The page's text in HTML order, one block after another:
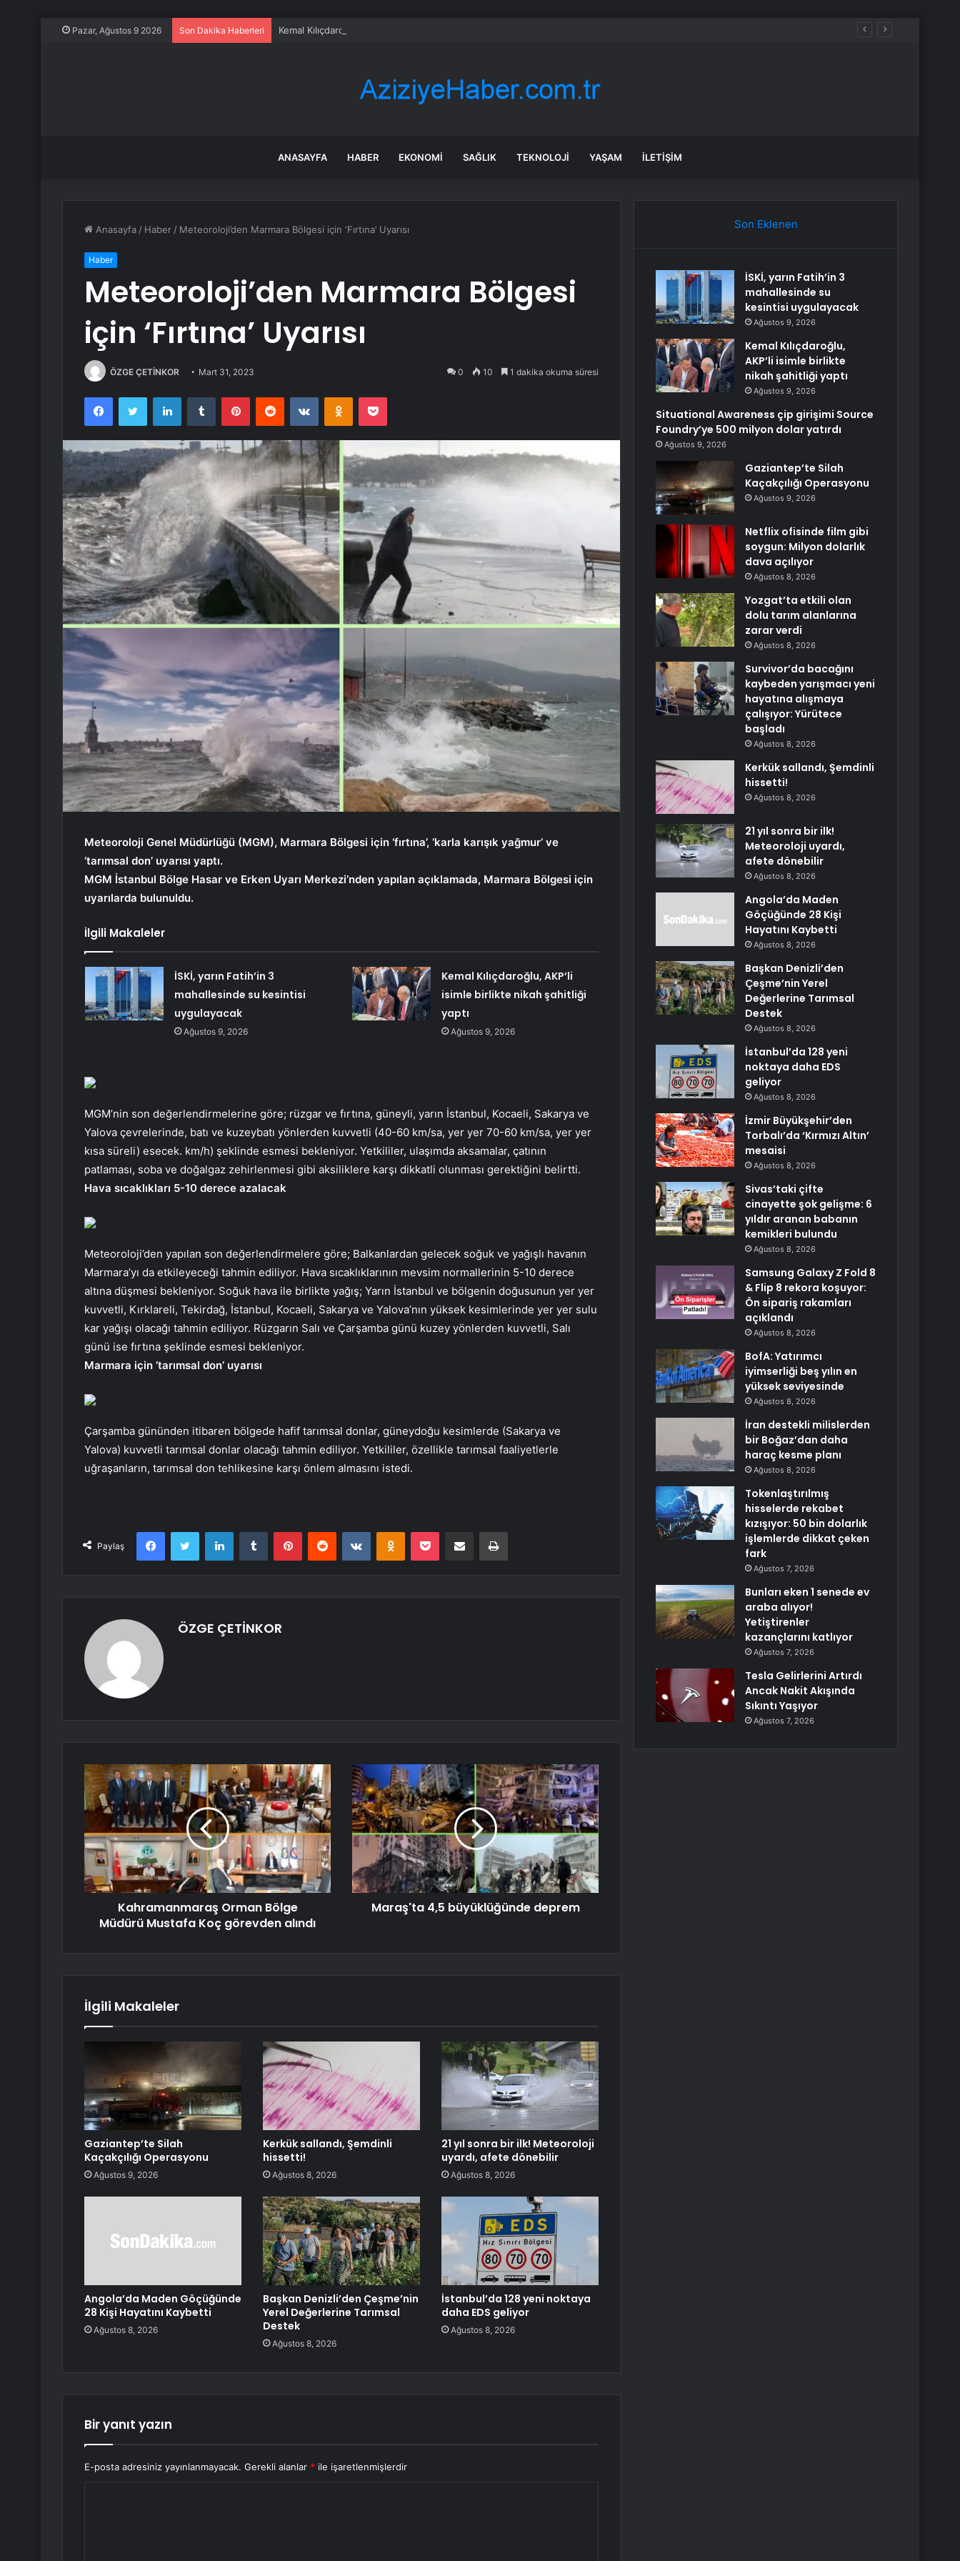
Pazar, Ağustos 9 2026 Son Dakika Haberleri Kemal Kılıçdaroğlu, AKP’li isimle birlikte nikah şahitliği yaptı
ANASAYFA HABER EKONOMI SAĞLIK TEKNOLOJI YAŞAM İLETIŞIM
Anasayfa / Haber / Meteoroloji’den Marmara Bölgesi için ‘Fırtına’ Uyarısı
Haber
Meteoroloji’den Marmara Bölgesi
için ‘Fırtına’ Uyarısı
ÖZGE ÇETİNKOR Mart 31, 2023 0 10 1 dakika okuma süresi
FacebookTwitter LinkedInTumblr PinterestReddit VKontakteOdnoklassniki
Pocket
Meteoroloji Genel Müdürlüğü (MGM), Marmara Bölgesi için ‘fırtına’, ‘karla karışık yağmur’ ve
‘tarımsal don’ uyarısı yaptı.
MGM İstanbul Bölge Hasar ve Erken Uyarı Merkezi’nden yapılan açıklamada, Marmara Bölgesi için
uyarılarda bulunuldu.
İlgili Makaleler
İSKİ, yarın Fatih’in 3
mahallesinde su kesintisi
uygulayacak
Ağustos 9, 2026
Kemal Kılıçdaroğlu, AKP’li
isimle birlikte nikah şahitliği
yaptı
Ağustos 9, 2026
MGM’nin son değerlendirmelerine göre; rüzgar ve fırtına, güneyli, yarın İstanbul, Kocaeli, Sakarya ve
Yalova çevrelerinde, batı ve kuzeybatı yönlerden kuvvetli (40-60 km/sa, yer yer 70-60 km/sa, yer yer
kısa süreli) esecek. km/h) şeklinde esmesi bekleniyor. Yetkililer, ulaşımda aksamalar, çatının
patlaması, soba ve doğalgaz zehirlenmesi gibi aksiliklere karşı dikkatli olunması gerektiğini belirtti.
Hava sıcaklıkları 5-10 derece azalacak
Meteoroloji’den yapılan son değerlendirmelere göre; Balkanlardan gelecek soğuk ve yağışlı havanın
Marmara’yı da etkileyeceği tahmin ediliyor. Hava sıcaklıklarının mevsim normallerinin 5-10 derece
altına düşmesi bekleniyor. Soğuk hava ile birlikte yağış; Yarın İstanbul ve bölgenin doğusunun yer yer
kuvvetli, Kırklareli, Tekirdağ, İstanbul, Kocaeli, Sakarya ve Yalova’nın yüksek kesimlerinde yer yer sulu
kar yağışı olacağı tahmin ediliyor. Rüzgarın Salı ve Çarşamba günü kuzey yönlerden kuvvetli, Salı
günü ise fırtına şeklinde esmesi bekleniyor.
Marmara için ‘tarımsal don’ uyarısı
Çarşamba gününden itibaren bölgede hafif tarımsal donlar, güneydoğu kesimlerde (Sakarya ve
Yalova) kuvvetli tarımsal donlar olacağı tahmin ediliyor. Yetkililer, özellikle tarımsal faaliyetlerle
uğraşanların, tarımsal don tehlikesine karşı önlem almasını istedi.
Paylaş
FacebookTwitter LinkedInTumblr PinterestReddit VKontakteOdnoklassniki
Pocket E-Posta ile paylaş Yazdır
ÖZGE ÇETİNKOR
Kahramanmaraş Orman Bölge
Müdürü Mustafa Koç görevden alındı
Maraş'ta 4,5 büyüklüğünde deprem
İlgili Makaleler
Gaziantep’te Silah
Kaçakçılığı Operasyonu
Ağustos 9, 2026
Kerkük sallandı, Şemdinli
hissetti!
Ağustos 8, 2026
21 yıl sonra bir ilk! Meteoroloji
uyardı, afete dönebilir
Ağustos 8, 2026
Angola’da Maden Göçüğünde
28 Kişi Hayatını Kaybetti
Ağustos 8, 2026
Başkan Denizli’den Çeşme’nin
Yerel Değerlerine Tarımsal
Destek
Ağustos 8, 2026
İstanbul’da 128 yeni noktaya
daha EDS geliyor
Ağustos 8, 2026
Bir yanıt yazın
E-posta adresiniz yayınlanmayacak. Gerekli alanlar * ile işaretlenmişlerdir
Son Eklenen
İSKİ, yarın Fatih’in 3
mahallesinde su
kesintisi uygulayacak
Ağustos 9, 2026
Kemal Kılıçdaroğlu,
AKP’li isimle birlikte
nikah şahitliği yaptı
Ağustos 9, 2026
Situational Awareness çip girişimi Source
Foundry’ye 500 milyon dolar yatırdı
Ağustos 9, 2026
Gaziantep’te Silah
Kaçakçılığı Operasyonu
Ağustos 9, 2026
Netflix ofisinde film gibi
soygun: Milyon dolarlık
dava açılıyor
Ağustos 8, 2026
Yozgat’ta etkili olan
dolu tarım alanlarına
zarar verdi
Ağustos 8, 2026
Survivor’da bacağını
kaybeden yarışmacı yeni
hayatına alışmaya
çalışıyor: Yürütece
başladı
Ağustos 8, 2026
Kerkük sallandı, Şemdinli
hissetti!
Ağustos 8, 2026
21 yıl sonra bir ilk!
Meteoroloji uyardı,
afete dönebilir
Ağustos 8, 2026
Angola’da Maden
Göçüğünde 28 Kişi
Hayatını Kaybetti
Ağustos 8, 2026
Başkan Denizli’den
Çeşme’nin Yerel
Değerlerine Tarımsal
Destek
Ağustos 8, 2026
İstanbul’da 128 yeni
noktaya daha EDS
geliyor
Ağustos 8, 2026
İzmir Büyükşehir’den
Torbalı’da ‘Kırmızı Altın’
mesaisi
Ağustos 8, 2026
Sivas’taki çifte
cinayette şok gelişme: 6
yıldır aranan babanın
kemikleri bulundu
Ağustos 8, 2026
Samsung Galaxy Z Fold 8
& Flip 8 rekora koşuyor:
Ön sipariş rakamları
açıklandı
Ağustos 8, 2026
BofA: Yatırımcı
iyimserliği beş yılın en
yüksek seviyesinde
Ağustos 8, 2026
İran destekli milislerden
bir Boğaz’dan daha
haraç kesme planı
Ağustos 8, 2026
Tokenlaştırılmış
hisselerde rekabet
kızışıyor: 50 bin dolarlık
işlemlerde dikkat çeken
fark
Ağustos 7, 2026
Bunları eken 1 senede ev
araba alıyor!
Yetiştirenler
kazançlarını katlıyor
Ağustos 7, 2026
Tesla Gelirlerini Artırdı
Ancak Nakit Akışında
Sıkıntı Yaşıyor
Ağustos 7, 2026